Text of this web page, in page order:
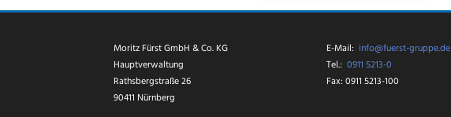
Mitarbeiterinnen und
Moritz Fürst GmbH & Co. KG
Hauptverwaltung
Rathsbergstraße 26
90411 Nürnberg
E-Mail: info@fuerst-gruppe.de
Tel.: 0911 5213-0
Fax: 0911 5213-100